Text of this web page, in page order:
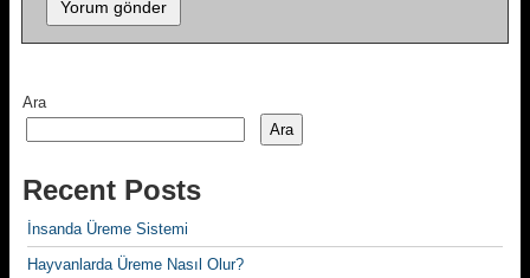
Ara
Ara
Recent Posts
İnsanda Üreme Sistemi
Hayvanlarda Üreme Nasıl Olur?